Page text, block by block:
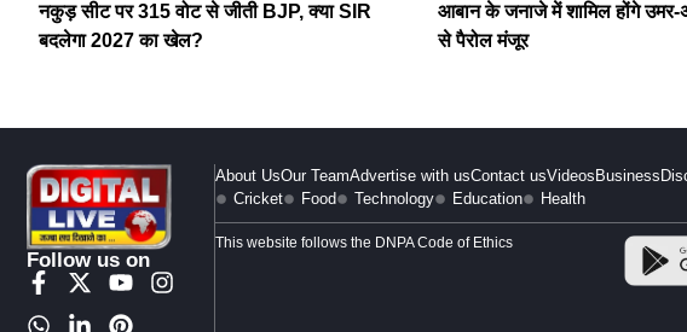
नकुड़ सीट पर 315 वोट से जीती BJP, क्या SIR
बदलेगा 2027 का खेल?
आबान के जनाजे में शामिल होंगे उमर-
से पैरोल मंजूर
Follow us on
About UsOur TeamAdvertise with usContact usVideos Business
Cricket
Food Technology Education Health
This website follows the DNPA Code of Ethics